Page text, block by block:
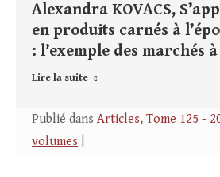
Alexandra KOVACS,
en produits carnés à
: l’exemple des marchés
Lire la suite
Publié dans Articles, Tome 125 -
volumes